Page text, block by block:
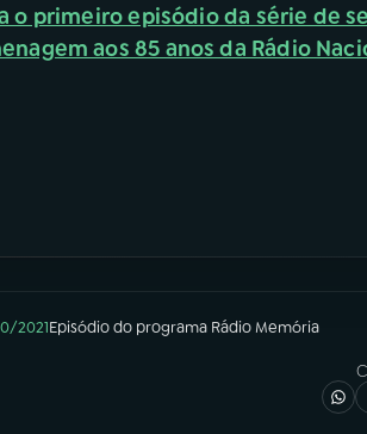
o primeiro episódio da série de
aos 85 anos da Rádio
2021Episódiodo programa Rádio Memória